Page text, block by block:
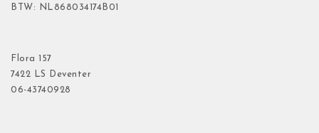
BTW: NL868034174B01
Flora 157
7422 LS Deventer
06-43740928